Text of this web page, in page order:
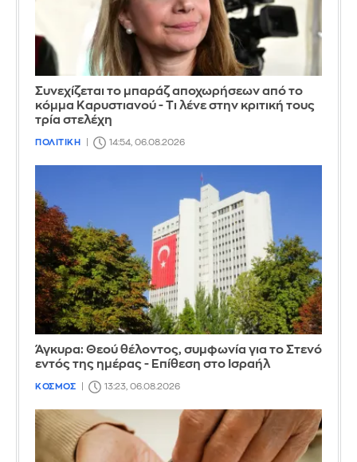
Συνεχίζεται το μπαράζ αποχωρήσεων από το
κόμμα Καρυστιανού - Τι λένε στην κριτική τους
τρία στελέχη
ΠΟΛΙΤΙΚΗ 14:54, 06.08.2026
Άγκυρα: Θεού θέλοντος, συμφωνία για το Στενό
εντός της ημέρας - Επίθεση στο Ισραήλ
ΚΟΣΜΟΣ 13:23, 06.08.2026